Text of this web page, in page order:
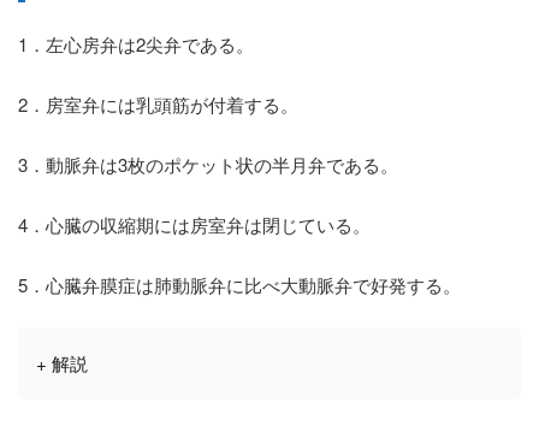
1．左心房弁は2尖弁である。
2．房室弁には乳頭筋が付着する。
3．動脈弁は3枚のポケット状の半月弁である。
4．心臓の収縮期には房室弁は閉じている。
5．心臓弁膜症は肺動脈弁に比べ大動脈弁で好発する。
+ 解説